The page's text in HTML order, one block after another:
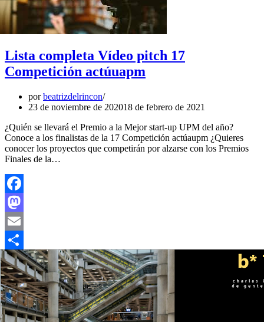
Lista completa Vídeo pitch 17
Competición actúuapm
porbeatrizdelrincon
23 de noviembre de 202018 de febrero de 2021
¿Quién se llevará el Premio a la Mejor start-up UPM del año?
Conoce a los finalistas de la 17 Competición actúaupm ¿Quieres
conocer los proyectos que competirán por alzarse con los Premios
Finales de la…
Facebook
Mastodon
Email
Compartir